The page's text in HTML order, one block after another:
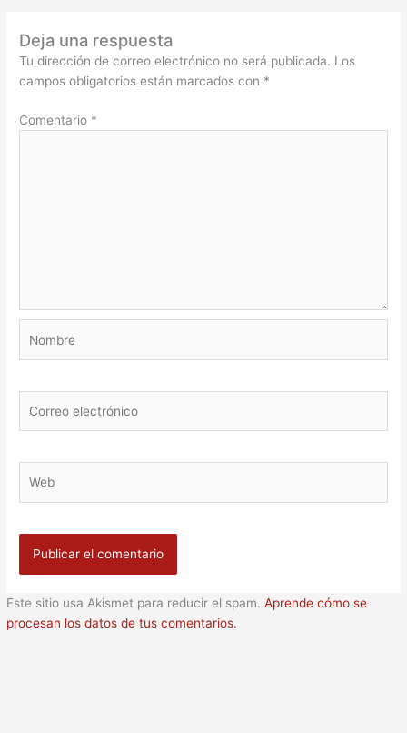
Deja una respuesta
Tu dirección de correo electrónico no será publicada. Los
campos obligatorios están marcados con *
Comentario *
electrónico
Este sitio usa Akismet para reducir el spam.Aprende cómo se
procesan los datos de tus comentarios.